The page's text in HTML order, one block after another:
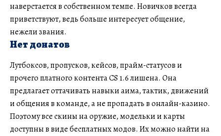
наверстается в собственном темпе. Новичков всегда
приветствуют, ведь больше интересует общение,
нежели звания.
Нет донатов
Лутбоксов, пропусков, кейсов, прайм-статусов и
прочего платного контента CS 1.6 лишена. Она
предлагает оттачивать навыки аима, тактик, движений
и общения в команде, а не пропадать в онлайн-казино.
Поэтому все скины на оружие, модельки и карты
доступны в виде бесплатных модов. Их можно найти на